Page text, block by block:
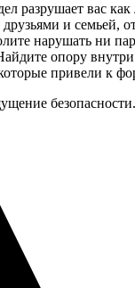
разрушает вас как
и семьей,
нарушать ни
опору внутри
привели к